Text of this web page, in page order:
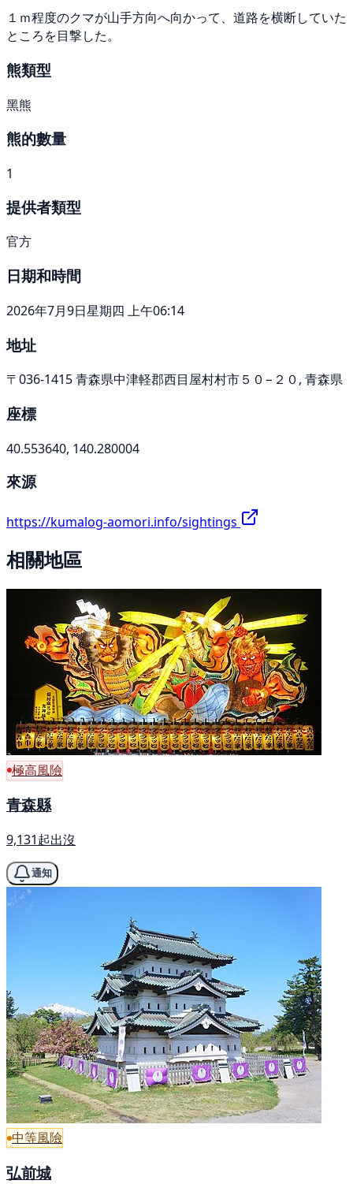
１ｍ程度のクマが山手方向へ向かって、道路を横断していた
ところを目撃した。
熊類型
黑熊
熊的數量
1
提供者類型
官方
日期和時間
2026年7月9日星期四 上午06:14
地址
〒036-1415 青森県中津軽郡西目屋村村市５０−２０, 青森県
座標
40.553640, 140.280004
來源
https://kumalog-aomori.info/sightings
相關地區
極高風險
青森縣
9,131起出沒
通知
中等風險
弘前城